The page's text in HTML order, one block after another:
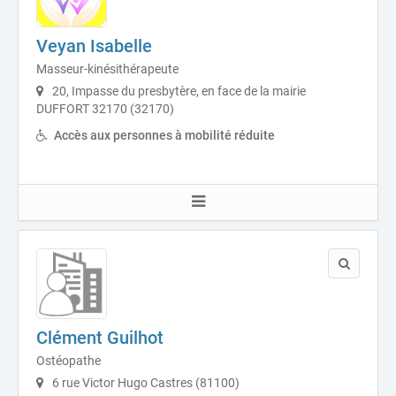
Veyan Isabelle
Masseur-kinésithérapeute
20, Impasse du presbytère, en face de la mairie
DUFFORT 32170 (32170)
Accès aux personnes à mobilité réduite
Clément Guilhot
Ostéopathe
6 rue Victor Hugo Castres (81100)